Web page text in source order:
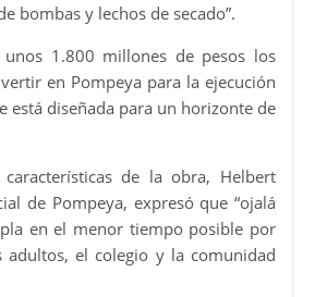
bombas y lechos de secado”.
unos 1.800 millones de pesos los
en Pompeya para la ejecución
está diseñada para un horizonte de
de la obra, Helbert
de Pompeya, expresó que “ojalá
en el menor tiempo posible por
el colegio y la comunidad